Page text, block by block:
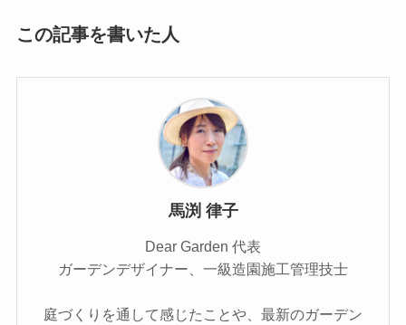
この記事を書いた人
馬渕 律子
Dear Garden 代表
ガーデンデザイナー、一級造園施工管理技士
庭づくりを通して感じたことや、最新のガーデン